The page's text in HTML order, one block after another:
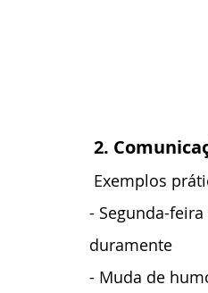
2.
Exemplos
- Segunda-
duramente
- Muda de